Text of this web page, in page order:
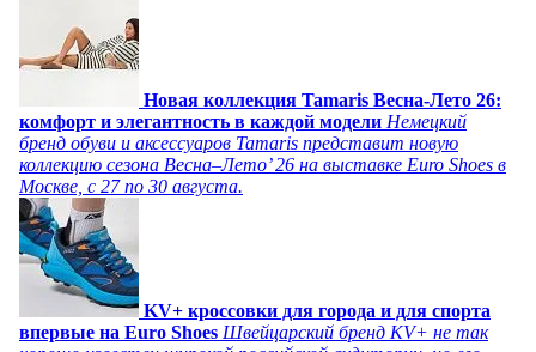
Новая коллекция Tamaris Весна-Лето 26:
комфорт и элегантность в каждой модели Немецкий
бренд обуви и аксессуаров Tamaris представит новую
коллекцию сезона Весна–Лето’ 26 на выставке Euro Shoes в
Москве, с 27 по 30 августа.
KV+ кроссовки для города и для спорта
впервые на Euro Shoes Швейцарский бренд KV+ не так